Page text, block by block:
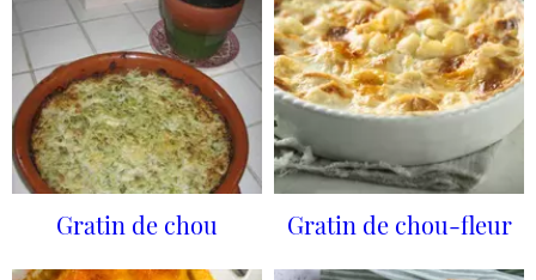
Gratin de chou Gratin de chou-fleur